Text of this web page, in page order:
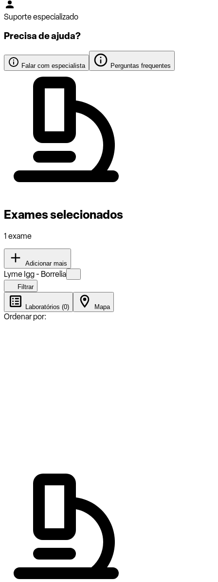
Suporte especializado
Precisa de ajuda?
Falar com especialista Perguntas frequentes
Exames selecionados
1 exame
Adicionar mais
Lyme Igg - Borrelia
Filtrar
Laboratórios (0) Mapa
Ordenar por: